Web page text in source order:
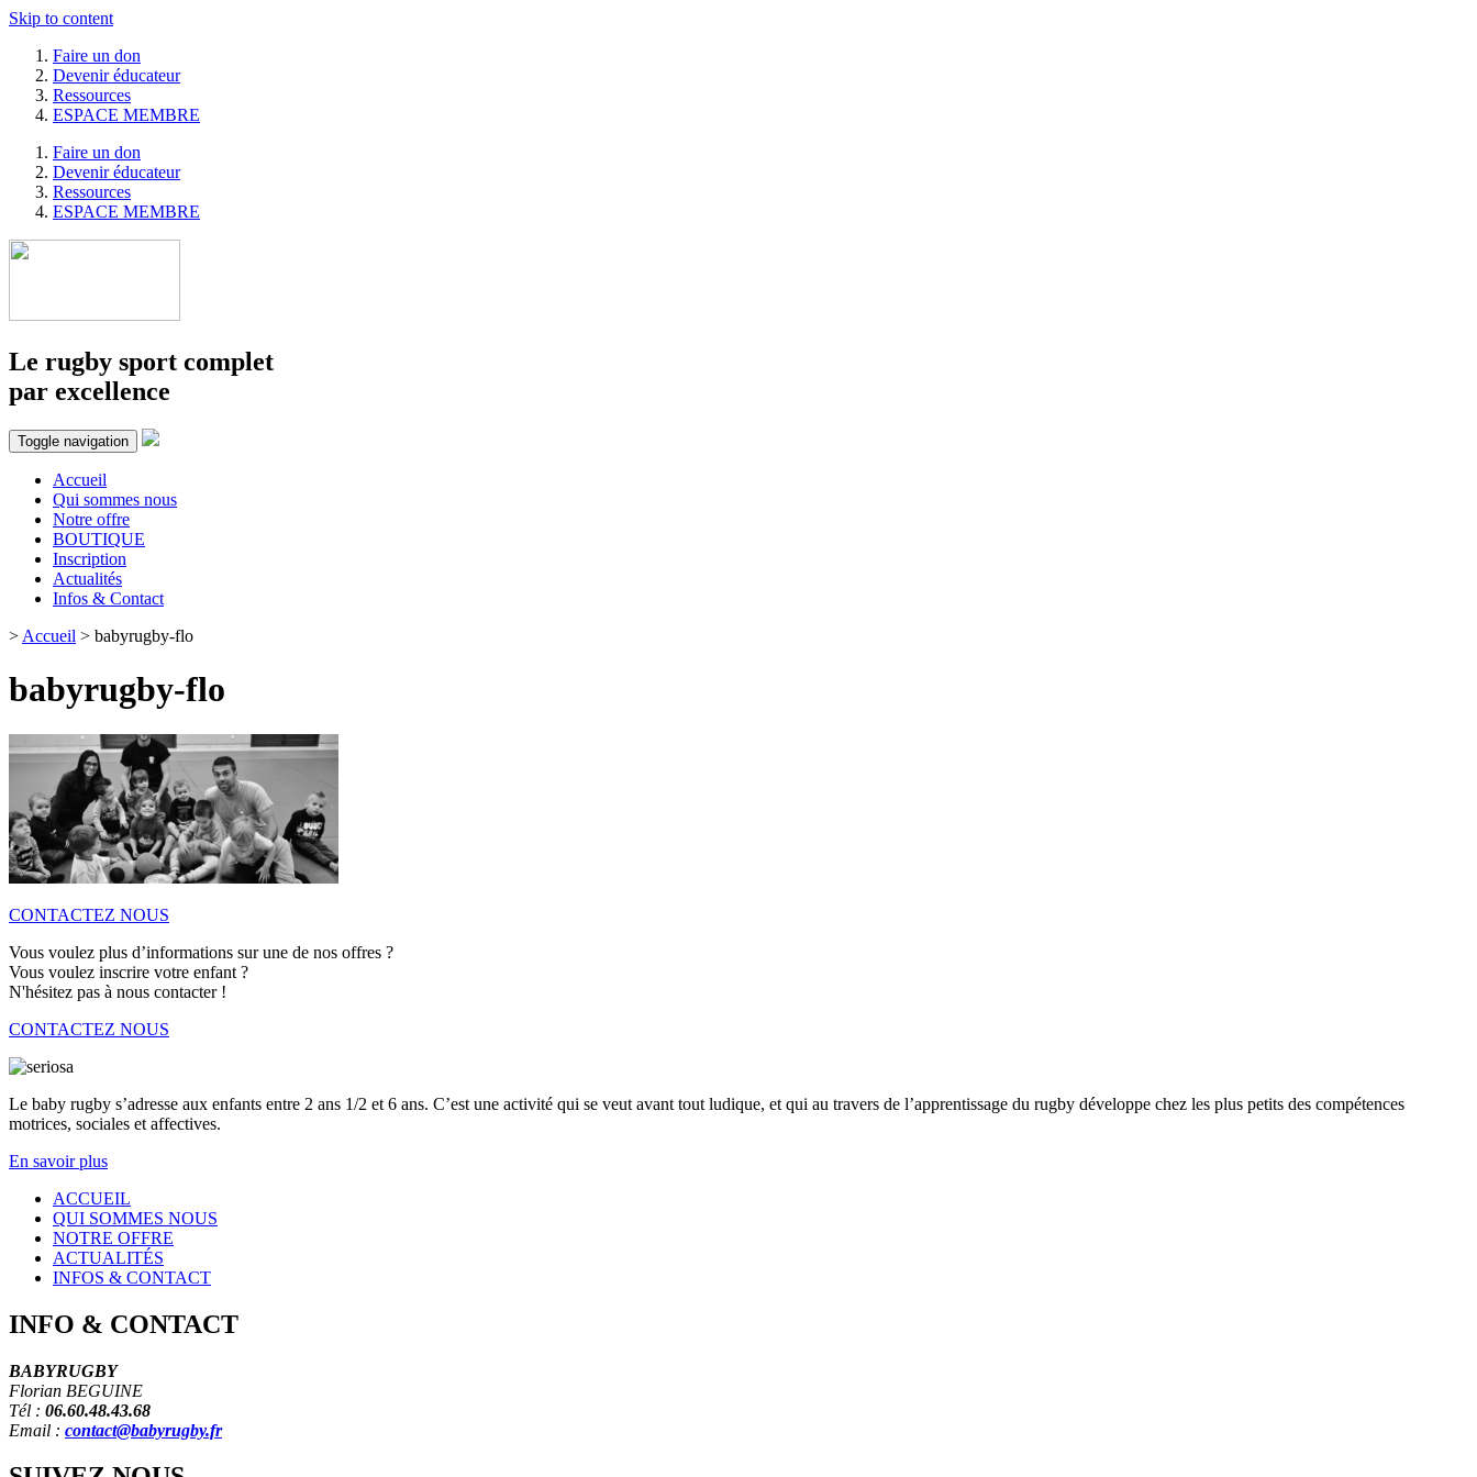
Skip to content
Faire un don
Devenir éducateur
Ressources
ESPACE MEMBRE
Faire un don
Devenir éducateur
Ressources
ESPACE MEMBRE
Le rugby sport complet
par excellence
Toggle navigation
Accueil
Qui sommes nous
Notre offre
BOUTIQUE
Inscription
Actualités
Infos & Contact
> Accueil > babyrugby-flo
babyrugby-flo
CONTACTEZ NOUS
Vous voulez plus d’informations sur une de nos offres ?
Vous voulez inscrire votre enfant ?
N'hésitez pas à nous contacter !
CONTACTEZ NOUS
Le baby rugby s’adresse aux enfants entre 2 ans 1/2 et 6 ans. C’est une activité qui se veut avant tout ludique, et qui au travers de l’apprentissage du rugby développe chez les plus petits des compétences
motrices, sociales et affectives.
En savoir plus
ACCUEIL
QUI SOMMES NOUS
NOTRE OFFRE
ACTUALITÉS
INFOS & CONTACT
INFO & CONTACT
BABYRUGBY
Florian BEGUINE
Tél : 06.60.48.43.68
Email : contact@babyrugby.fr